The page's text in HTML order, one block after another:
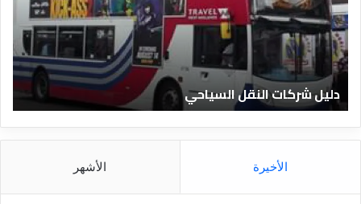
ا
ل
ف
ن
ا
د
ق
ا
ل
ر
دليل الفنادق المصرية
الأخيرة الأشهر